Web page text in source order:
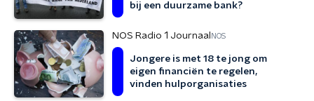
bij een duurzame bank?
NOS Radio 1 Journaal NOS
Jongere is met 18 te jong om
eigen financiën te regelen,
vinden hulporganisaties